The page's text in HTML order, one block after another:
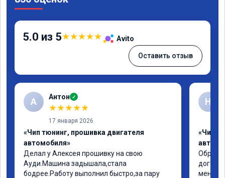
5.0 из 5★★★★★ Avito
Оставить отзыв
А Антон ✓
★★★★★
17 января 2026
«Чип тюнинг, прошивка двигателя
автомобиля»
Делал у Алексея прошивку на свою
Ауди.Машина задышала,стала
бодрее.Работу выполнил быстро,за пару
Н
«Чип
меня